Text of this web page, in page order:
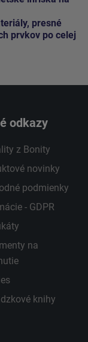
presné
prvkov po celej
odkazy
z Bonity
novinky
podmienky
- GDPR
na
knihy